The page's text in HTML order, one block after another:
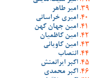
امیر طاهر
امیری خراسانی
امین جهان کهن
امین کاظمیان
امین کاویانی
انتصاب
اکبر ایرانمنش
اکبر محمدی